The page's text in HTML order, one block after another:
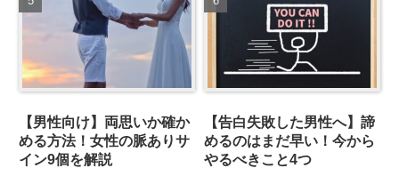
【男性向け】両思いか確か
める方法！女性の脈ありサ
イン9個を解説
【告白失敗した男性へ】諦
めるのはまだ早い！今から
やるべきこと4つ